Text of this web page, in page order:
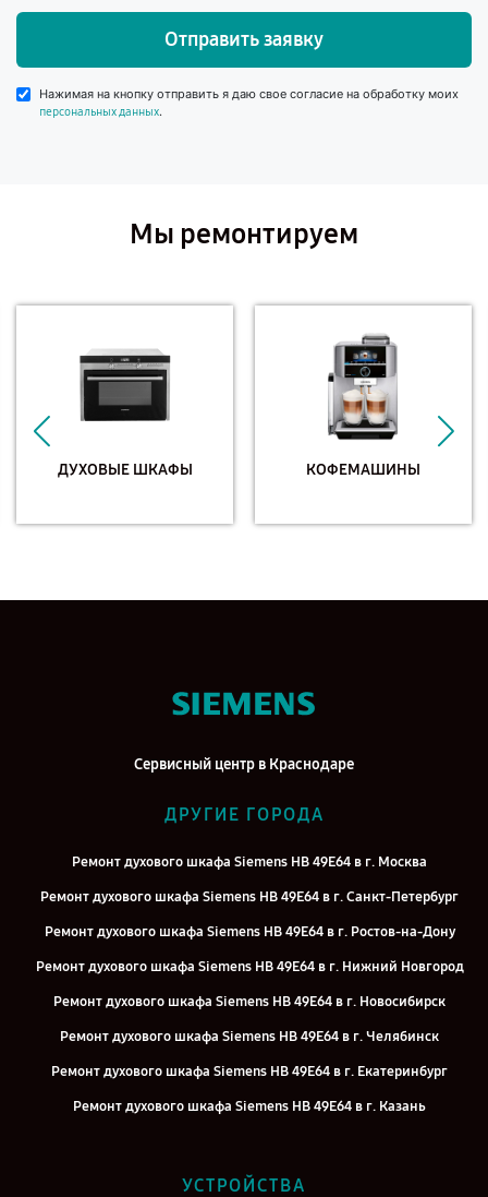
Отправить заявку
Нажимая на кнопку отправить я даю свое согласие на обработку моих
персональных данных.
Мы ремонтируем
ДУХОВЫЕ ШКАФЫ КОФЕМАШИНЫ
Сервисный центр в Краснодаре
ДРУГИЕ ГОРОДА
Ремонт духового шкафа Siemens HB 49E64 в г. Москва
Ремонт духового шкафа Siemens HB 49E64 в г. Санкт-Петербург
Ремонт духового шкафа Siemens HB 49E64 в г. Ростов-на-Дону
Ремонт духового шкафа Siemens HB 49E64 в г. Нижний Новгород
Ремонт духового шкафа Siemens HB 49E64 в г. Новосибирск
Ремонт духового шкафа Siemens HB 49E64 в г. Челябинск
Ремонт духового шкафа Siemens HB 49E64 в г. Екатеринбург
Ремонт духового шкафа Siemens HB 49E64 в г. Казань
Ремонт духового шкафа Siemens HB 49E64 в г. Саратов
УСТРОЙСТВА